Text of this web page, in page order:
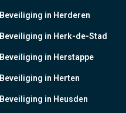
Beveiliging in Herderen
Beveiliging in Herk-de-Stad
Beveiliging in Herstappe
Beveiliging in Herten
Beveiliging in Heusden